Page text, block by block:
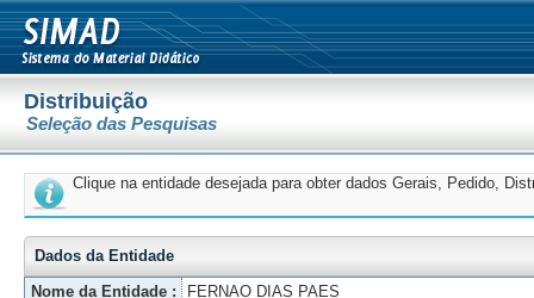
Distribuição
Seleção das Pesquisas
Clique na entidade desejada para obter dados Gerais, Pedido,
Dados da Entidade
Nome da Entidade :
FERNAO DIAS PAES